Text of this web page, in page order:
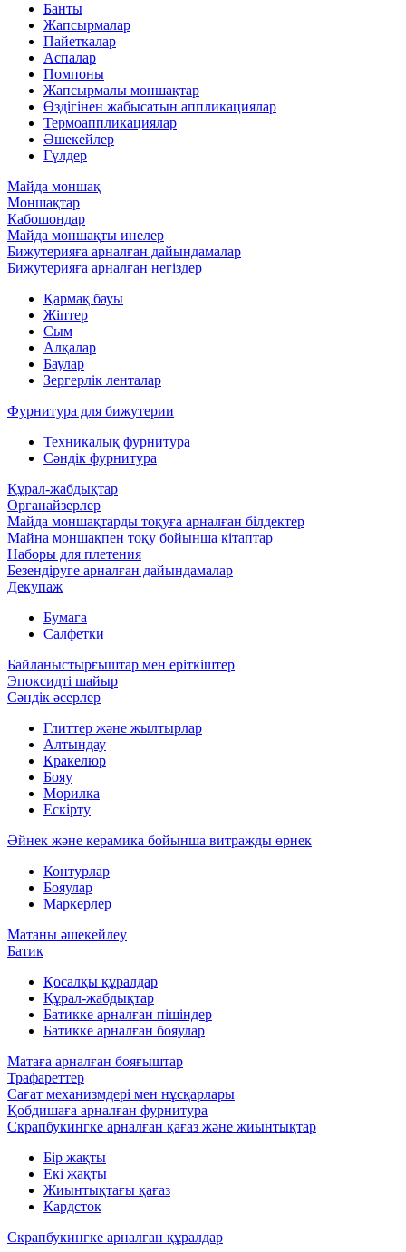
Банты
Жапсырмалар
Пайеткалар
Аспалар
Помпоны
Жапсырмалы моншақтар
Өздігінен жабысатын аппликациялар
Термоаппликациялар
Әшекейлер
Гүлдер
Майда моншақ
Моншақтар
Кабошондар
Майда моншақты инелер
Бижутерияға арналған дайындамалар
Бижутерияға арналған негіздер
Қармақ бауы
Жіптер
Сым
Алқалар
Баулар
Зергерлік ленталар
Фурнитура для бижутерии
Техникалық фурнитура
Сәндік фурнитура
Құрал-жабдықтар
Органайзерлер
Майда моншақтарды тоқуға арналған білдектер
Майна моншақпен тоқу бойынша кітаптар
Наборы для плетения
Безендіруге арналған дайындамалар
Декупаж
Бумага
Салфетки
Байланыстырғыштар мен еріткіштер
Эпоксидті шайыр
Сәндік әсерлер
Глиттер және жылтырлар
Алтындау
Кракелюр
Бояу
Морилка
Ескірту
Әйнек және керамика бойынша витражды өрнек
Контурлар
Бояулар
Маркерлер
Матаны әшекейлеу
Батик
Қосалқы құралдар
Құрал-жабдықтар
Батикке арналған пішіндер
Батикке арналған бояулар
Матаға арналған бояғыштар
Трафареттер
Сағат механизмдері мен нұсқарлары
Қобдишаға арналған фурнитура
Скрапбукингке арналған қағаз және жиынтықтар
Бір жақты
Екі жақты
Жиынтықтағы қағаз
Кардсток
Скрапбукингке арналған құралдар